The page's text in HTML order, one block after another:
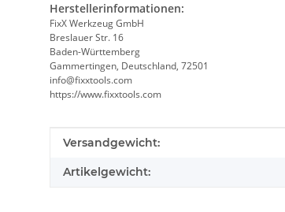
Herstellerinformationen:
FixX Werkzeug GmbH
Breslauer Str. 16
Baden-Württemberg
Gammertingen, Deutschland, 72501
info@fixxtools.com
https://www.fixxtools.com
Produkteigenschaft
Wert
Versandgewicht:
Artikelgewicht: